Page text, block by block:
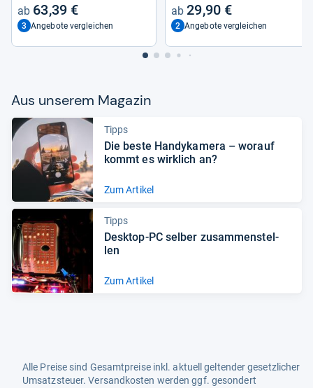
63,39 €
3 Angebote vergleichen
29,90 €
2 Angebote vergleichen
Aus unse­rem Maga­zin
Tipps
Die beste Han­dy­ka­mera – wor­auf
kommt es wirk­lich an?
Zum Artikel
Tipps
Desktop-​PC sel­ber zusam­men­stel­
len
Zum Artikel
Alle Preise sind Gesamtpreise inkl. aktuell geltender gesetzlicher
Umsatzsteuer. Versandkosten werden ggf. gesondert